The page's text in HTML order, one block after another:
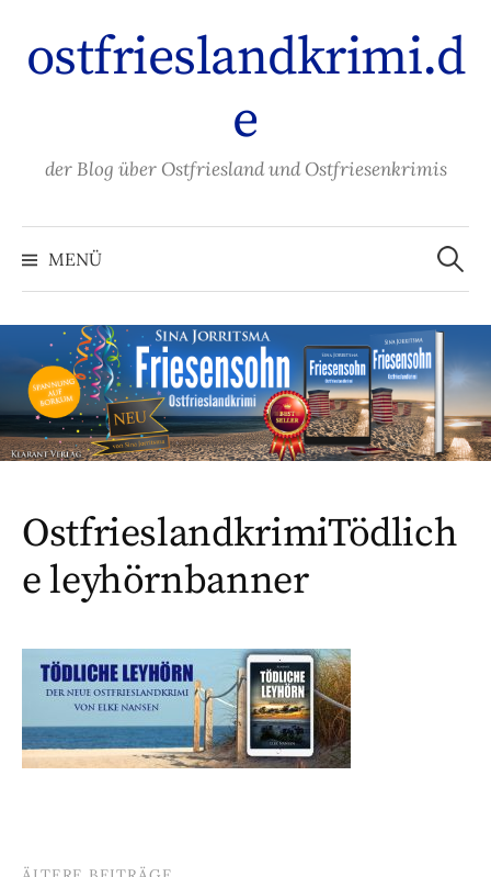
Inhalt
überspringen
ostfrieslandkrimi.d
e
der Blog über Ostfriesland und Ostfriesenkrimis
MENÜ
Suchen
nach:
OstfrieslandkrimiTödlich
e leyhörnbanner